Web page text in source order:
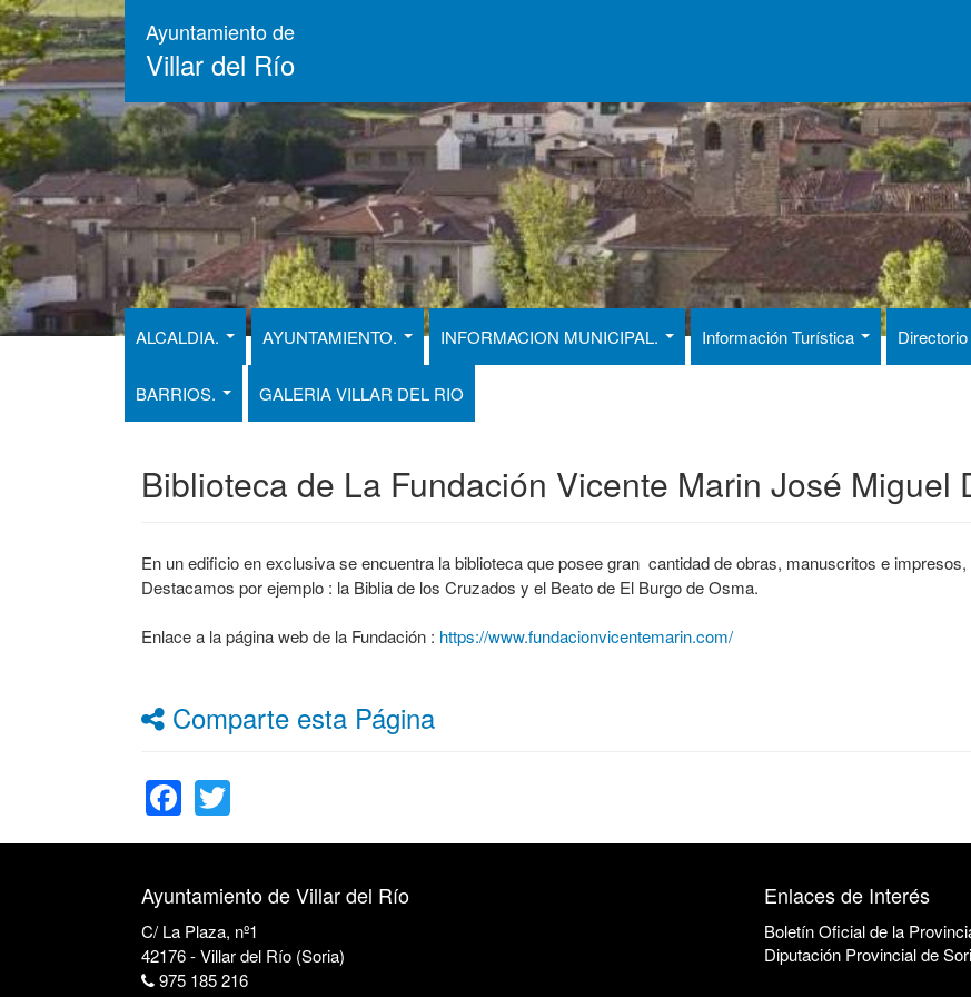
Pasar
al
contenido
principal
Ayuntamiento de
Villar del Río
ALCALDIA. AYUNTAMIENTO. INFORMACION MUNICIPAL. Información Turística
BARRIOS. GALERIA VILLAR DEL RIO
Biblioteca de La Fundación Vicente Marin José Miguel
En un edificio en exclusiva se encuentra la biblioteca que posee gran cantidad de obras, manuscritos e
Destacamos por ejemplo : la Biblia de los Cruzados y el Beato de El Burgo de Osma.
Enlace a la página web de la Fundación : https://www.fundacionvicentemarin.com/
Comparte esta Página
Facebook
Ayuntamiento de Villar del Río
C/ La Plaza, nº1
42176 - Villar del Río (Soria)
975 185 216
Enlaces de Interés
Boletín Oficial de la
Diputación Provincial de